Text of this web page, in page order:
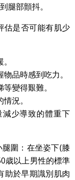
腿部顫抖。
估是否可能有肌少
品時感到吃力。
變得艱難。
況。
減少導致的體重下
圍：在坐姿下(膝
歳以上男性的標準
助於早期識別肌肉